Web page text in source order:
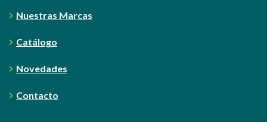
Nuestras Marcas
Catálogo
Novedades
Contacto